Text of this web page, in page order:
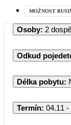
MOŽNOST
Osoby: 2
Odkud
Délka pobytu:
Termín: 04.11 -